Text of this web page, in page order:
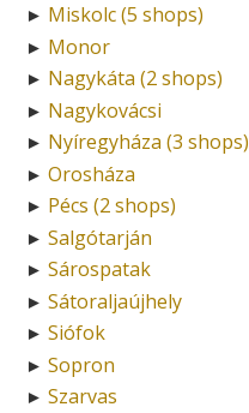
► Miskolc (5 shops)
► Monor
► Nagykáta (2 shops)
► Nagykovácsi
► Nyíregyháza (3 shops)
► Orosháza
► Pécs (2 shops)
► Salgótarján
► Sárospatak
► Sátoraljaújhely
► Siófok
► Sopron
► Szarvas